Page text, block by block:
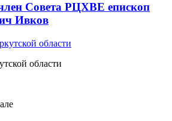
Совета РЦХВЕ епископ
Ивков
области